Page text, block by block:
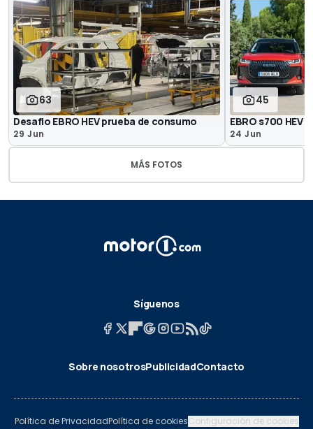
63
Desafio EBRO HEV prueba de consumo
29 Jun
45
EBRO s700 HEV
24 Jun
MÁS FOTOS
Síguenos
Sobre nosotrosPublicidadContacto
Política de PrivacidadPolítica de cookiesConfiguración de cookies